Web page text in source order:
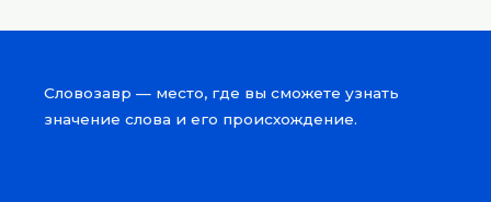
Словозавр — место, где вы сможете узнать
значение слова и его происхождение.